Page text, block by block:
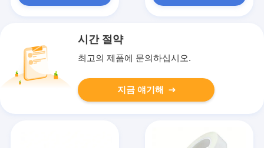
시간 절약
최고의 제품에 문의하십시오.
지금 얘기해